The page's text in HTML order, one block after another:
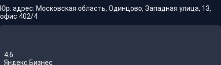
Юр. адрес: Московская область, Одинцово, Западная улица, 13,
офис 402/4
4.6
Яндекс.Бизнес